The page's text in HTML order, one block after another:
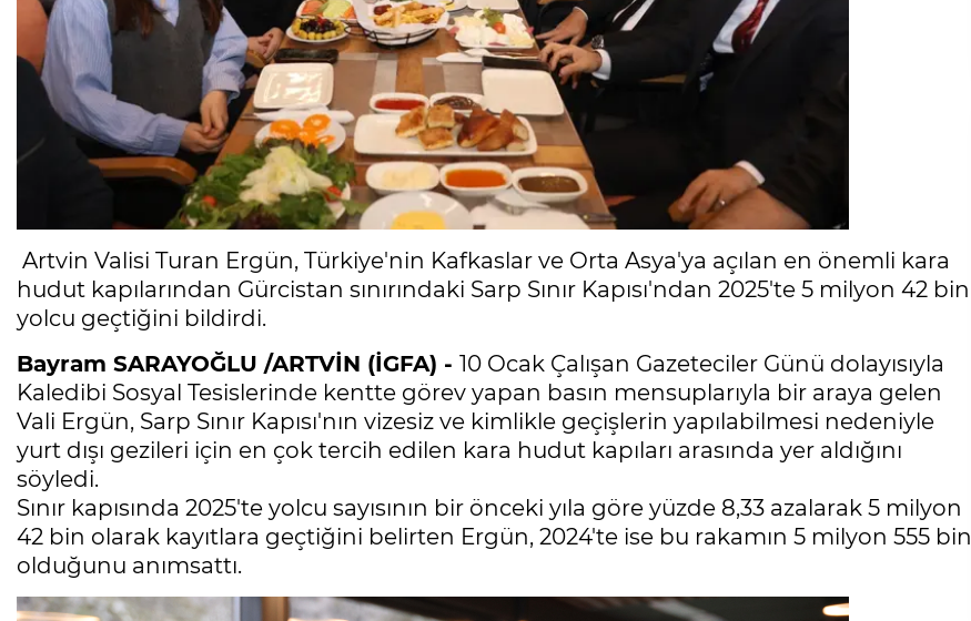
Artvin Valisi Turan Ergün, Türkiye'nin Kafkaslar ve Orta Asya'ya açılan en önemli kara
hudut kapılarından Gürcistan sınırındaki Sarp Sınır Kapısı'ndan 2025'te 5 milyon 42 bin
yolcu geçtiğini bildirdi.
Bayram SARAYOĞLU /ARTVİN (İGFA) - 10 Ocak Çalışan Gazeteciler Günü dolayısıyla
Kaledibi Sosyal Tesislerinde kentte görev yapan basın mensuplarıyla bir araya gelen
Vali Ergün, Sarp Sınır Kapısı'nın vizesiz ve kimlikle geçişlerin yapılabilmesi nedeniyle
yurt dışı gezileri için en çok tercih edilen kara hudut kapıları arasında yer aldığını
söyledi.
Sınır kapısında 2025'te yolcu sayısının bir önceki yıla göre yüzde 8,33 azalarak 5 milyon
42 bin olarak kayıtlara geçtiğini belirten Ergün, 2024'te ise bu rakamın 5 milyon 555 bin
olduğunu anımsattı.